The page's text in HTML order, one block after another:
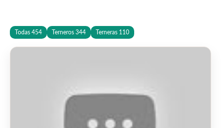
Todas 454 Terneros 344 Terneras 110